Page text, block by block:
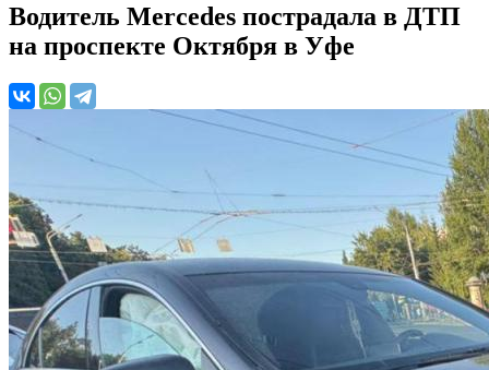
Водитель Mercedes пострадала в ДТП
на проспекте Октября в Уфе